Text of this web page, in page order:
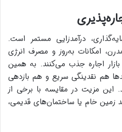
درآمدزایی مستمر است.
امکانات به‌روز و مصرف انرژی
اجاره جذب می‌کنند. به همین
هم نقدینگی سریع و هم بازدهی
این مزیت در مقایسه با برخی از
زمین خام یا ساختمان‌های قدیمی،